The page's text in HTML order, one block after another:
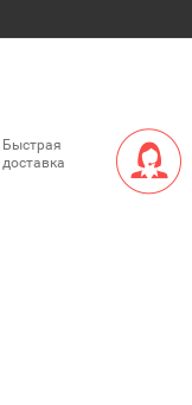
Быстрая
доставка